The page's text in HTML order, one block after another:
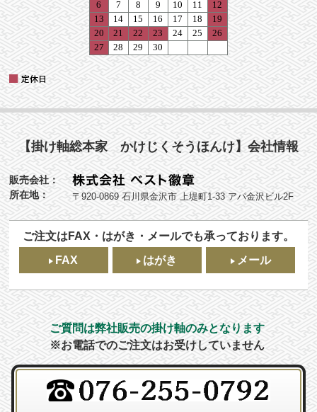
【掛け軸総本家 かけじくそうほんけ】会社情報
販売会社：
所在地：
〒920-0869 石川県金沢市 上堤町1-33 アパ金沢ビル2F
ご注文はFAX・はがき・メールでも承っております。
FAX
はがき メール
ご質問は弊社販売の掛け軸のみとなります
※お電話でのご注文はお受けしていません